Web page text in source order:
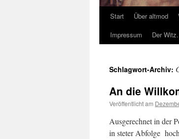
Start Über altmod
Impressum
Der
Schlagwort-Archiv:
An die
Veröffentlicht am
Ausgerechnet in der
in steter Abfolge